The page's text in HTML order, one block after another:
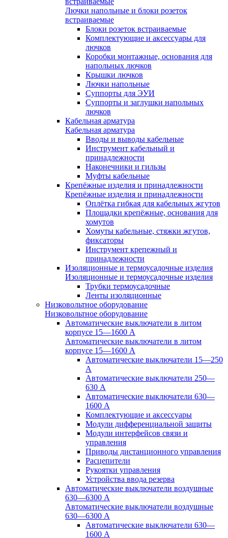
Лючки напольные и блоки розеток
встраиваемые
Блоки розеток встраиваемые
Комплектующие и аксессуары для
лючков
Коробки монтажные, основания для
напольных лючков
Крышки лючков
Лючки напольные
Суппорты для ЭУИ
Суппорты и заглушки напольных
лючков
Кабельная арматура
Кабельная арматура
Вводы и выводы кабельные
Инструмент кабельный и
принадлежности
Наконечники и гильзы
Муфты кабельные
Крепёжные изделия и принадлежности
Крепёжные изделия и принадлежности
Оплётка гибкая для кабельных жгутов
Площадки крепёжные, основания для
хомутов
Хомуты кабельные, стяжки жгутов,
фиксаторы
Инструмент крепежный и
принадлежности
Изоляционные и термоусадочные изделия
Изоляционные и термоусадочные изделия
Трубки термоусадочные
Ленты изоляционные
Низковольтное оборудование
Низковольтное оборудование
Автоматические выключатели в литом
корпусе 15—1600 А
Автоматические выключатели в литом
корпусе 15—1600 А
Автоматические выключатели 15—250
А
Автоматические выключатели 250—
630 А
Автоматические выключатели 630—
1600 А
Комплектующие и аксессуары
Модули дифференциальной защиты
Модули интерфейсов связи и
управления
Приводы дистанционного управления
Расцепители
Рукоятки управления
Устройства ввода резерва
Автоматические выключатели воздушные
630—6300 А
Автоматические выключатели воздушные
630—6300 А
Автоматические выключатели 630—
1600 А